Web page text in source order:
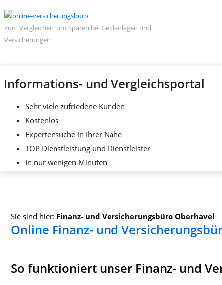
Zum Vergleichen und Sparen bei Geldanlagen und
Versicherungen
Informations- und Vergleichsportal
Sehr viele zufriedene Kunden
Kostenlos
Expertensuche in Ihrer Nähe
TOP Dienstleistung und Dienstleister
In nur wenigen Minuten
Sie sind hier: Finanz- und Versicherungsbüro Oberhavel
Online Finanz- und
So funktioniert unser Finanz- und